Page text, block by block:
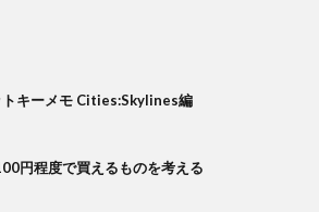
トキーメモ Cities:Skylines編
円程度で買えるものを考える